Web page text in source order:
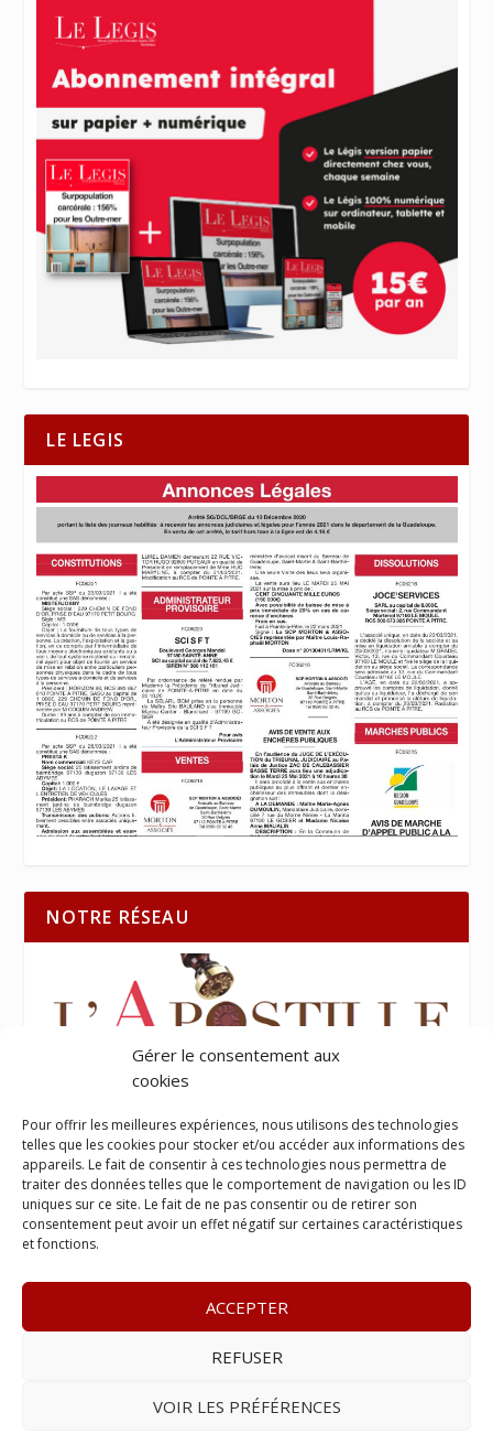
Gérer le consentement aux
cookies
Pour offrir les meilleures expériences, nous utilisons des technologies
telles que les cookies pour stocker et/ou accéder aux informations des
appareils. Le fait de consentir à ces technologies nous permettra de
traiter des données telles que le comportement de navigation ou les ID
uniques sur ce site. Le fait de ne pas consentir ou de retirer son
consentement peut avoir un effet négatif sur certaines caractéristiques
et fonctions.
ACCEPTER
REFUSER
VOIR LES PRÉFÉRENCES
LE LEGIS
NOTRE RÉSEAU
– www.lelegis.fr –Zone Franche Cité Dillon
– E-mail :contact@lelegis.fr–